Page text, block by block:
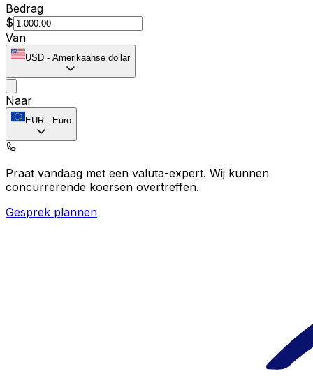
Bedrag
$
Van
USD - Amerikaanse dollar
Naar
EUR - Euro
Praat vandaag met een valuta-expert. Wij kunnen
concurrerende koersen overtreffen.
Gesprek plannen